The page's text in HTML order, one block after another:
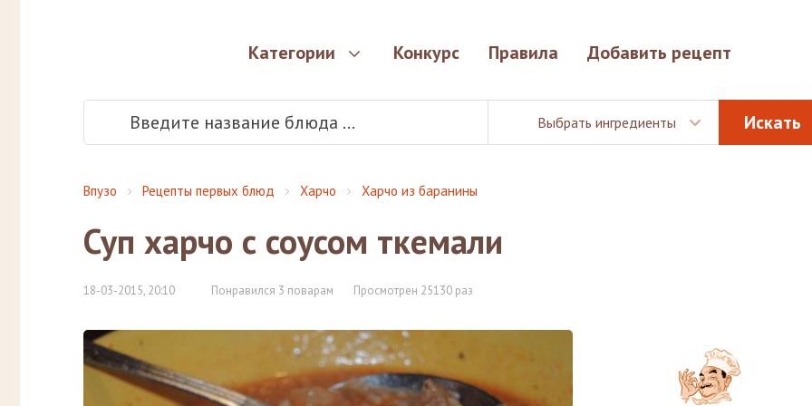
Категории Конкурс Правила Добавить рецепт
Выбрать ингредиенты
Впузо Рецепты первых блюд Харчо Харчо из баранины
Суп харчо с соусом ткемали
18-03-2015, 20:10 Понравился 3 поварам Просмотрен 25130 раз